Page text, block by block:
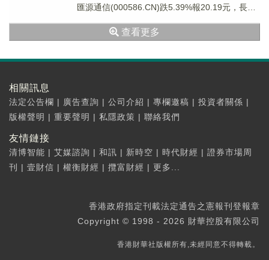
匯源通信(000586.CN)跌5.39%報20.19元，長飛
查看更多
相關訊息
法定公告欄 | 廣告查詢 | 公司介紹 | 專欄邀稿 | 投資者關係 |
版權聲明 | 重要聲明 | 私隱政策 | 聯絡我們
友情鏈接
清博智能 | 艾媒諮詢 | 和訊 | 新時空 | 時代財經 | 證券市場周
刊
| 壹財信 | 權衡財經 | 攬富財經 | 更多...
香港政府指定刊載法定通告之憲報刊登報章
Copyright © 1998 - 2026 財華控股有限公司
香港財華社版權所有,未經同意不得轉載。